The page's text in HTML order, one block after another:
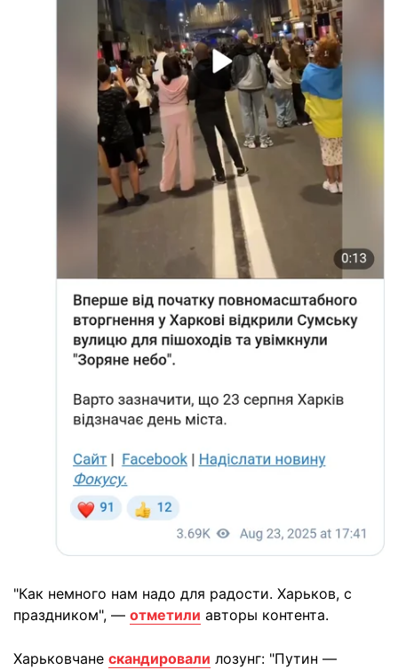
"Как немного нам надо для радости. Харьков, с
праздником", — отметили авторы контента.
Харьковчане скандировали лозунг: "Путин —